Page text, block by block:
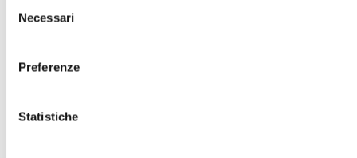
delNecessari
Preferenze
Statistiche